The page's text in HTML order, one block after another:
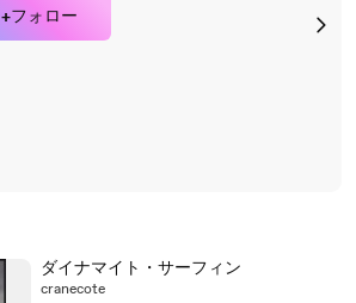
+フォロー
ダイナマイト・サーフィン
cranecote